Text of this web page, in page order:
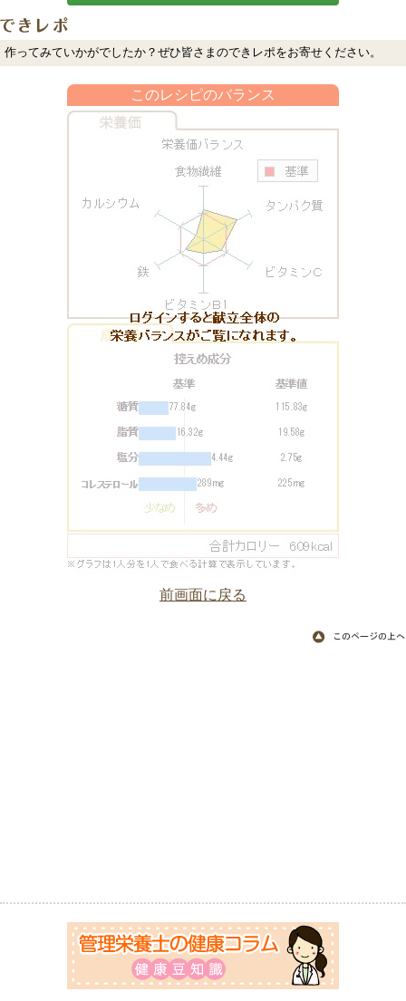
作ってみていかがでしたか？ぜひ皆さまのできレポをお寄せください。
このレシピのバランス
前画面に戻る